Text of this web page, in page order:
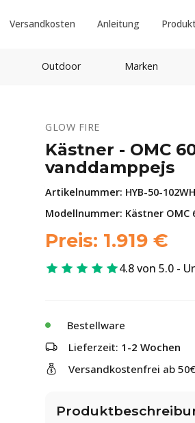
Versandkosten Anleitung
Outdoor Marken
GLOW FIRE
Kästner - OMC
vanddamppejs
Artikelnummer: HYB-50-102WH
Modellnummer: Kästner
Preis: 1.919 €
4.8 von 5.0 -
Bestellware
Lieferzeit: 1-2 Wochen
Versandkostenfrei ab 50€